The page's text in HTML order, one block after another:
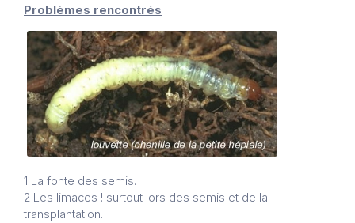
Problèmes rencontrés
1 La fonte des semis.
2 Les limaces ! surtout lors des semis et de la
transplantation.